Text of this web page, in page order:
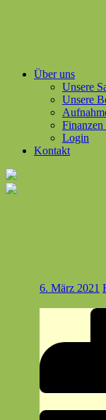
Über uns
Unsere
Unsere
Finanzen
Login
Kontakt
6. März 2021